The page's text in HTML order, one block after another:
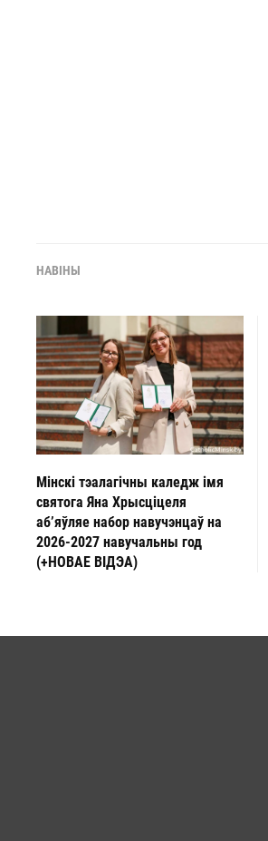
НАВІНЫ
Мінскі тэалагічны каледж імя
святога Яна Хрысціцеля
аб’яўляе набор навучэнцаў на
2026-2027 навучальны год
(+НОВАЕ ВІДЭА)